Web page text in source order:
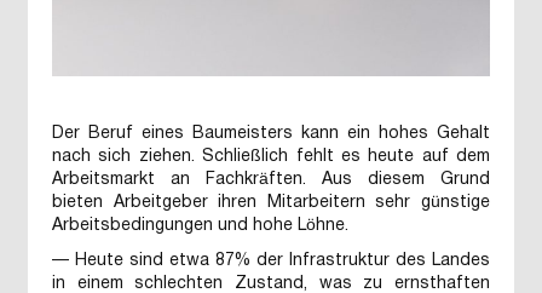
Der Beruf eines Baumeisters kann ein hohes Gehalt
nach sich ziehen. Schließlich fehlt es heute auf dem
Arbeitsmarkt an Fachkräften. Aus diesem Grund
bieten Arbeitgeber ihren Mitarbeitern sehr günstige
Arbeitsbedingungen und hohe Löhne.
— Heute sind etwa 87% der Infrastruktur des Landes
in einem schlechten Zustand, was zu ernsthaften